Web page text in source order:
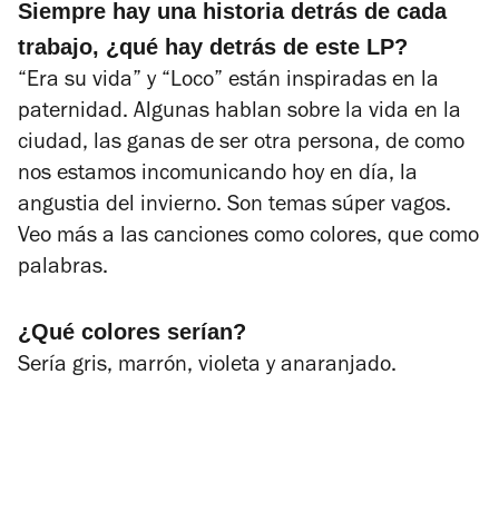
Siempre hay una historia detrás de cada
trabajo, ¿qué hay detrás de este LP?
“Era su vida” y “Loco” están inspiradas en la
paternidad. Algunas hablan sobre la vida en la
ciudad, las ganas de ser otra persona, de como
nos estamos incomunicando hoy en día, la
angustia del invierno. Son temas súper vagos.
Veo más a las canciones como colores, que como
palabras.
¿Qué colores serían?
Sería gris, marrón, violeta y anaranjado.